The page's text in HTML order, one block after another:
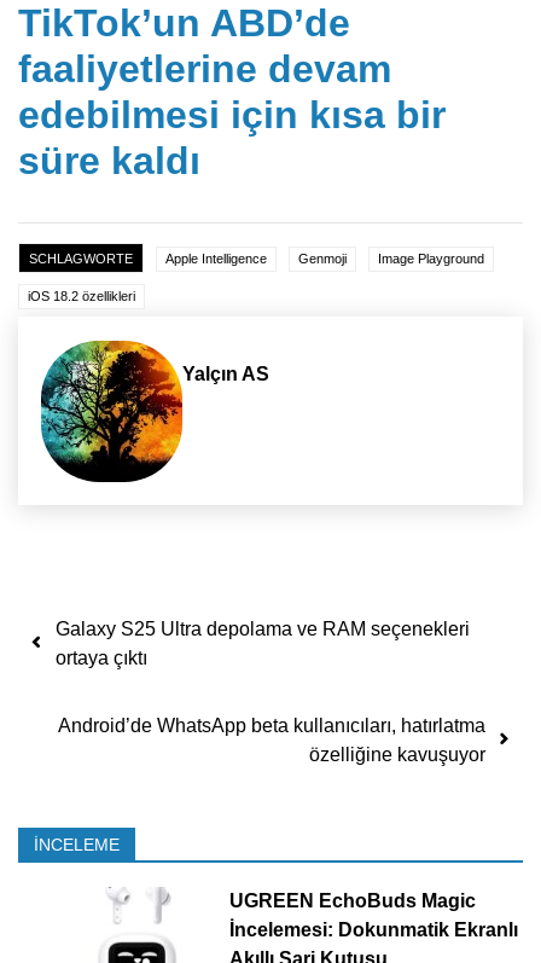
TikTok’un ABD’de
faaliyetlerine devam
edebilmesi için kısa bir
süre kaldı
SCHLAGWORTE Apple Intelligence Genmoji Image Playground
iOS 18.2 özellikleri
Yalçın AS
Yazı dolaşımı
Galaxy S25 Ultra depolama ve RAM seçenekleri
ortaya çıktı
Android’de WhatsApp beta kullanıcıları, hatırlatma
özelliğine kavuşuyor
İNCELEME
UGREEN EchoBuds Magic
İncelemesi: Dokunmatik Ekranlı
Akıllı Şarj Kutusu